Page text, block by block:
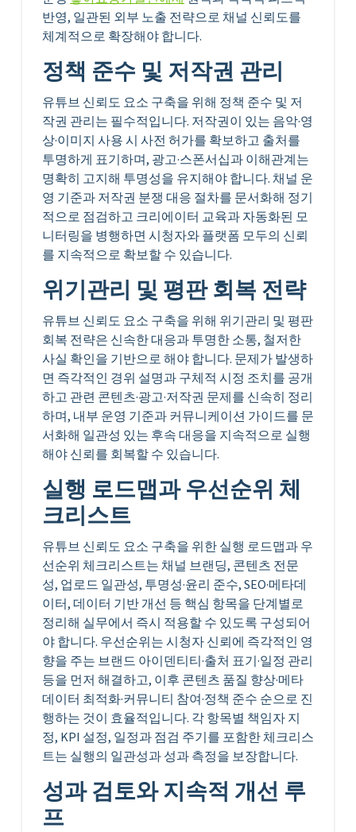
반영, 일관된 외부 노출 전략으로 채널 신뢰도를
체계적으로 확장해야 합니다.
정책 준수 및 저작권 관리
유튜브 신뢰도 요소 구축을 위해 정책 준수 및 저
작권 관리는 필수적입니다. 저작권이 있는 음악·영
상·이미지 사용 시 사전 허가를 확보하고 출처를
투명하게 표기하며, 광고·스폰서십과 이해관계는
명확히 고지해 투명성을 유지해야 합니다. 채널 운
영 기준과 저작권 분쟁 대응 절차를 문서화해 정기
적으로 점검하고 크리에이터 교육과 자동화된 모
니터링을 병행하면 시청자와 플랫폼 모두의 신뢰
를 지속적으로 확보할 수 있습니다.
위기관리 및 평판 회복 전략
유튜브 신뢰도 요소 구축을 위해 위기관리 및 평판
회복 전략은 신속한 대응과 투명한 소통, 철저한
사실 확인을 기반으로 해야 합니다. 문제가 발생하
면 즉각적인 경위 설명과 구체적 시정 조치를 공개
하고 관련 콘텐츠·광고·저작권 문제를 신속히 정리
하며, 내부 운영 기준과 커뮤니케이션 가이드를 문
서화해 일관성 있는 후속 대응을 지속적으로 실행
해야 신뢰를 회복할 수 있습니다.
실행 로드맵과 우선순위 체
크리스트
유튜브 신뢰도 요소 구축을 위한 실행 로드맵과 우
선순위 체크리스트는 채널 브랜딩, 콘텐츠 전문
성, 업로드 일관성, 투명성·윤리 준수, SEO·메타데
이터, 데이터 기반 개선 등 핵심 항목을 단계별로
정리해 실무에서 즉시 적용할 수 있도록 구성되어
야 합니다. 우선순위는 시청자 신뢰에 즉각적인 영
향을 주는 브랜드 아이덴티티·출처 표기·일정 관리
등을 먼저 해결하고, 이후 콘텐츠 품질 향상·메타
데이터 최적화·커뮤니티 참여·정책 준수 순으로 진
행하는 것이 효율적입니다. 각 항목별 책임자 지
정, KPI 설정, 일정과 점검 주기를 포함한 체크리스
트는 실행의 일관성과 성과 측정을 보장합니다.
성과 검토와 지속적 개선 루
프